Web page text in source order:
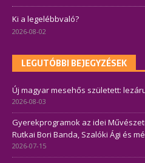
Ki a legelébbvaló?
2026-08-02
LEGUTÓBBI BEJEGYZÉSEK
Új magyar mesehős született:
2026-08-03
Gyerekprogramok az idei
Rutkai Bori Banda, Szalóki Ági és
2026-07-15